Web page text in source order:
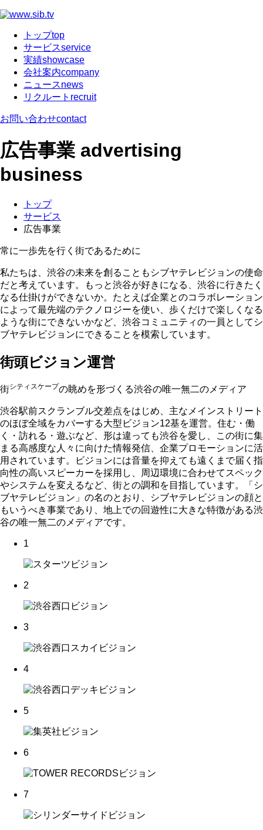
トップtop
サービスservice
実績showcase
会社案内company
ニュースnews
リクルート recruit
お問い合わせcontact
広告事業 advertising
business
トップ
サービス
広告事業
常に一歩先を行く街であるために
私たちは、渋谷の未来を創ることもシブヤテレビジョンの使命
だと考えています。もっと渋谷が好きになる、渋谷に行きたく
なる仕掛けができないか。たとえば企業とのコラボレーション
によって最先端のテクノロジーを使い、歩くだけで楽しくなる
ような街にできないかなど、渋谷コミュニティの一員としてシ
ブヤテレビジョンにできることを模索しています。
街頭ビジョン運営
街シティスケープの眺めを形づくる渋谷の唯一無二のメディア
渋谷駅前スクランブル交差点をはじめ、主なメインストリート
のほぼ全域をカバーする大型ビジョン12基を運営。住む・働
く・訪れる・遊ぶなど、形は違っても渋谷を愛し、この街に集
まる高感度な人々に向けた情報発信、企業プロモーションに活
用されています。ビジョンには音量を抑えても遠くまで届く指
向性の高いスピーカーを採用し、周辺環境に合わせてスペック
やシステムを変えるなど、街との調和を目指しています。「シ
ブヤテレビジョン」の名のとおり、シブヤテレビジョンの顔と
もいうべき事業であり、地上での回遊性に大きな特徴がある渋
谷の唯一無二のメディアです。
1
2
3
4
5
6
7